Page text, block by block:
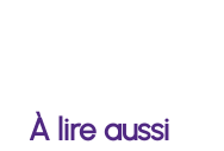
À lire aussi